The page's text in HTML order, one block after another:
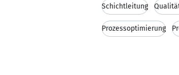
Schichtleitung
Prozessoptimierung